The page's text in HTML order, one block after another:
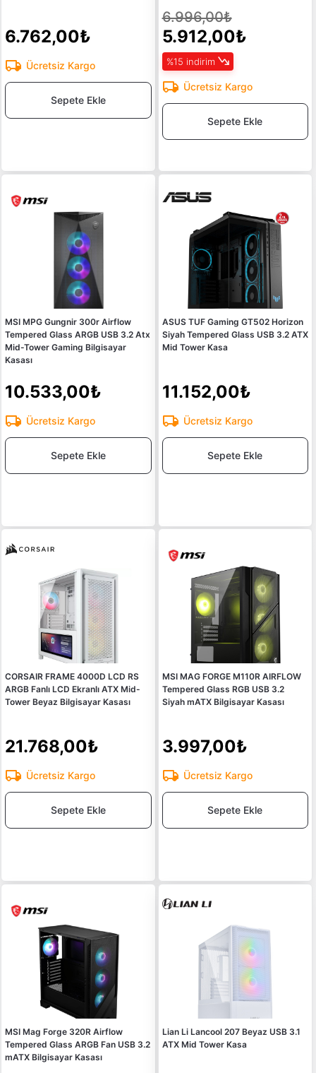
6.762,00₺
Ücretsiz Kargo
Sepete Ekle
6.996,00₺
5.912,00₺
%15 indirim
Ücretsiz Kargo
Sepete Ekle
MSI MPG Gungnir 300r Airflow
Tempered Glass ARGB USB 3.2 Atx
Mid-Tower Gaming Bilgisayar
Kasası
10.533,00₺
Ücretsiz Kargo
Sepete Ekle
ASUS TUF Gaming GT502 Horizon
Siyah Tempered Glass USB 3.2 ATX
Mid Tower Kasa
11.152,00₺
Ücretsiz Kargo
Sepete Ekle
CORSAIR FRAME 4000D LCD RS
ARGB Fanlı LCD Ekranlı ATX Mid-
Tower Beyaz Bilgisayar Kasası
21.768,00₺
Ücretsiz Kargo
Sepete Ekle
MSI MAG FORGE M110R AIRFLOW
Tempered Glass RGB USB 3.2
Siyah mATX Bilgisayar Kasası
3.997,00₺
Ücretsiz Kargo
Sepete Ekle
MSI Mag Forge 320R Airflow
Tempered Glass ARGB Fan USB 3.2
mATX Bilgisayar Kasası
Lian Li Lancool 207 Beyaz USB 3.1
ATX Mid Tower Kasa